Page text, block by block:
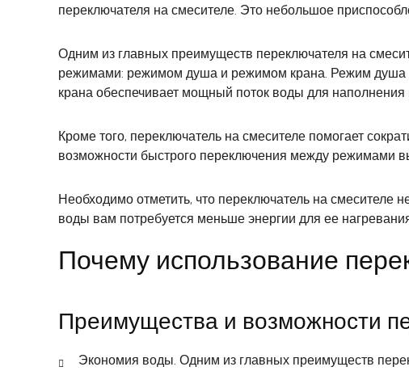
переключателя на смесителе. Это небольшое
Одним из главных преимуществ переключателя на
режимами: режимом душа и режимом крана. Режим душа
крана обеспечивает мощный поток воды для
Кроме того, переключатель на смесителе помогает
возможности быстрого переключения между режимами
Необходимо отметить, что переключатель на смесителе
воды вам потребуется меньше энергии для ее
Почему использование
Преимущества и возможности
Экономия воды. Одним из главных преимуществ